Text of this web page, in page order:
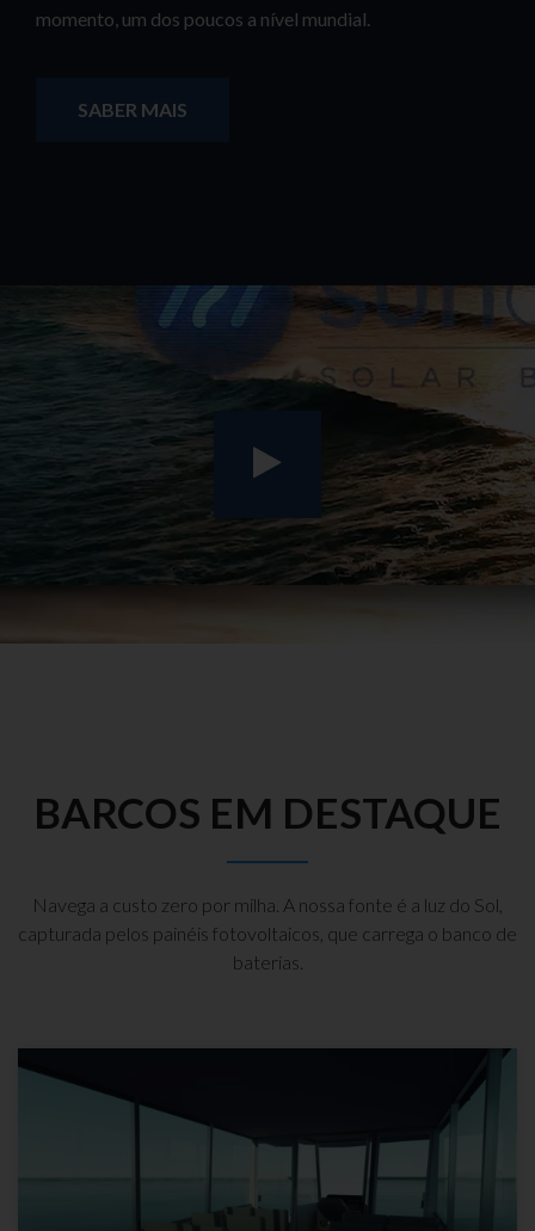
momento, um dos poucos a nível mundial.
SABER MAIS
BARCOS EM DESTAQUE
Navega a custo zero por milha. A nossa fonte é a luz do Sol,
capturada pelos painéis fotovoltaicos, que carrega o banco de
baterias.